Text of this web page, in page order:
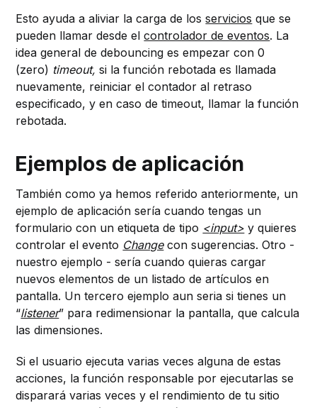
Esto ayuda a aliviar la carga de losservicios que se
pueden llamar desde elcontrolador de eventos. La
idea general de debouncing es empezar con 0
(zero) timeout,si la función rebotada es llamada
nuevamente, reiniciar el contador al retraso
especificado, y en caso de timeout, llamar la función
rebotada.
Ejemplos de aplicación
También como ya hemos referido anteriormente, un
ejemplo de aplicación sería cuando tengas un
formulario con un etiqueta de tipo <input> y quieres
controlar el evento Change con sugerencias. Otro -
nuestro ejemplo - sería cuando quieras cargar
nuevos elementos de un listado de artículos en
pantalla. Un tercero ejemplo aun seria si tienes un
“listener” para redimensionar la pantalla, que calcula
las dimensiones.
Si el usuario ejecuta varias veces alguna de estas
acciones, la función responsable por ejecutarlas se
disparará varias veces y el rendimiento de tu sitio